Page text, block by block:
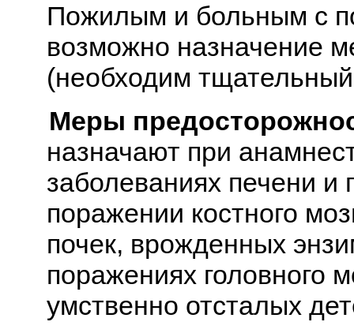
Пожилым и больным с
возможно назначение
(необходим
Меры
назначают при
заболеваниях печени
поражении костного
почек, врожденных
поражениях головного
умственно отсталых